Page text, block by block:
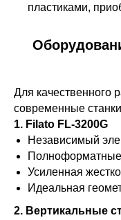
пластиками,
Для качественного
современные
1. Filato FL-3200G
Независимый
Усиленная
Идеальная
2. Вертикальные